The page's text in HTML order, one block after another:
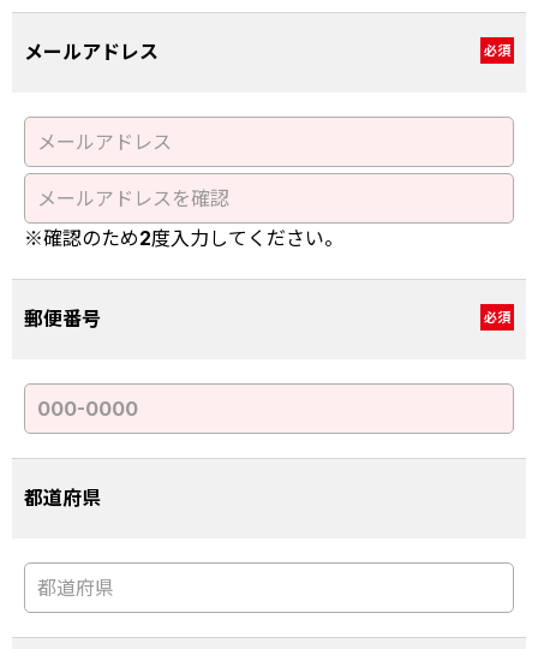
メールアドレス 必須
※確認のため2度入力してください。
郵便番号 必須
都道府県